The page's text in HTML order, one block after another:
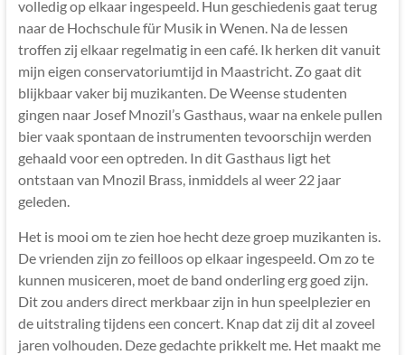
flexibele
praktijk
in
het
hart
van
Nederland,
gespecialiseerd
in
complete
echtscheidingen
–
extra
zorg
voor
kinderen
volledig op elkaar ingespeeld. Hun geschiedenis gaat terug
naar de Hochschule für Musik in Wenen. Na de lessen
troffen zij elkaar regelmatig in een café. Ik herken dit vanuit
mijn eigen conservatoriumtijd in Maastricht. Zo gaat dit
blijkbaar vaker bij muzikanten. De Weense studenten
gingen naar Josef Mnozil’s Gasthaus, waar na enkele pullen
bier vaak spontaan de instrumenten tevoorschijn werden
gehaald voor een optreden. In dit Gasthaus ligt het
ontstaan van Mnozil Brass, inmiddels al weer 22 jaar
geleden.
Het is mooi om te zien hoe hecht deze groep muzikanten is.
De vrienden zijn zo feilloos op elkaar ingespeeld. Om zo te
kunnen musiceren, moet de band onderling erg goed zijn.
Dit zou anders direct merkbaar zijn in hun speelplezier en
de uitstraling tijdens een concert. Knap dat zij dit al zoveel
jaren volhouden. Deze gedachte prikkelt me. Het maakt me